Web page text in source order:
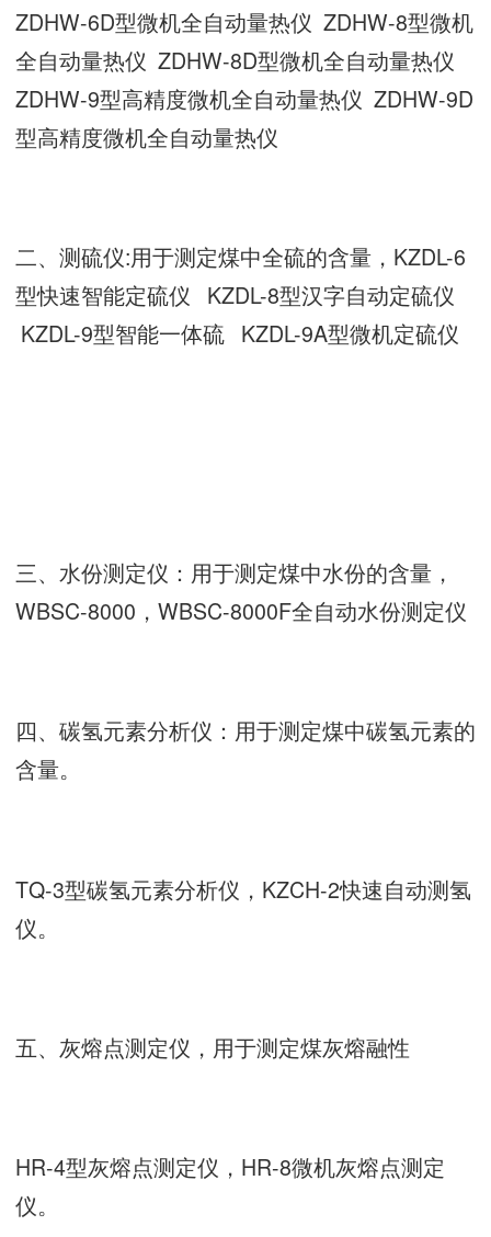
ZDHW-6D型微机全自动量热仪 ZDHW-8型微机
全自动量热仪 ZDHW-8D型微机全自动量热仪
ZDHW-9型高精度微机全自动量热仪 ZDHW-9D
型高精度微机全自动量热仪
二、测硫仪:用于测定煤中全硫的含量，KZDL-6
型快速智能定硫仪 KZDL-8型汉字自动定硫仪
KZDL-9型智能一体硫 KZDL-9A型微机定硫仪
三、水份测定仪：用于测定煤中水份的含量，
WBSC-8000，WBSC-8000F全自动水份测定仪
四、碳氢元素分析仪：用于测定煤中碳氢元素的
含量。
TQ-3型碳氢元素分析仪，KZCH-2快速自动测氢
仪。
五、灰熔点测定仪，用于测定煤灰熔融性
HR-4型灰熔点测定仪，HR-8微机灰熔点测定
仪。